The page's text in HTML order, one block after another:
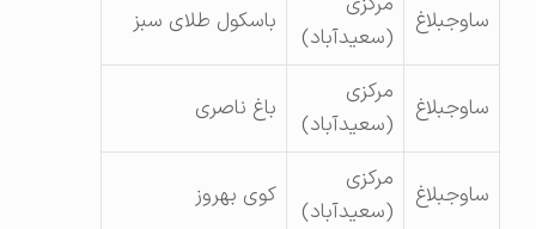
ساوجبلاغ
(سعیدآباد)
باسکول طلای سبز
ساوجبلاغ
مرکزی
(سعیدآباد)
باغ ناصری
ساوجبلاغ
مرکزی
(سعیدآباد)
کوی بهروز